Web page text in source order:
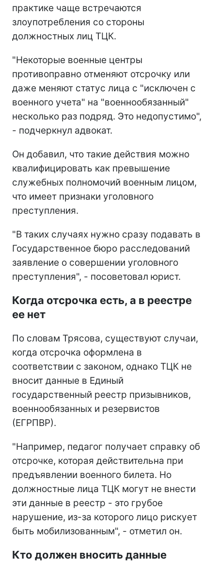
практике чаще встречаются
злоупотребления со стороны
должностных лиц ТЦК.
"Некоторые военные центры
противоправно отменяют отсрочку или
даже меняют статус лица с "исключен с
военного учета" на "военнообязанный"
несколько раз подряд. Это недопустимо",
- подчеркнул адвокат.
Он добавил, что такие действия можно
квалифицировать как превышение
служебных полномочий военным лицом,
что имеет признаки уголовного
преступления.
"В таких случаях нужно сразу подавать в
Государственное бюро расследований
заявление о совершении уголовного
преступления", - посоветовал юрист.
Когда отсрочка есть, а в реестре
ее нет
По словам Трясова, существуют случаи,
когда отсрочка оформлена в
соответствии с законом, однако ТЦК не
вносит данные в Единый
государственный реестр призывников,
военнообязанных и резервистов
(ЕГРПВР).
"Например, педагог получает справку об
отсрочке, которая действительна при
предъявлении военного билета. Но
должностные лица ТЦК могут не внести
эти данные в реестр - это грубое
нарушение, из-за которого лицо рискует
быть мобилизованным", - отметил он.
Кто должен вносить данные